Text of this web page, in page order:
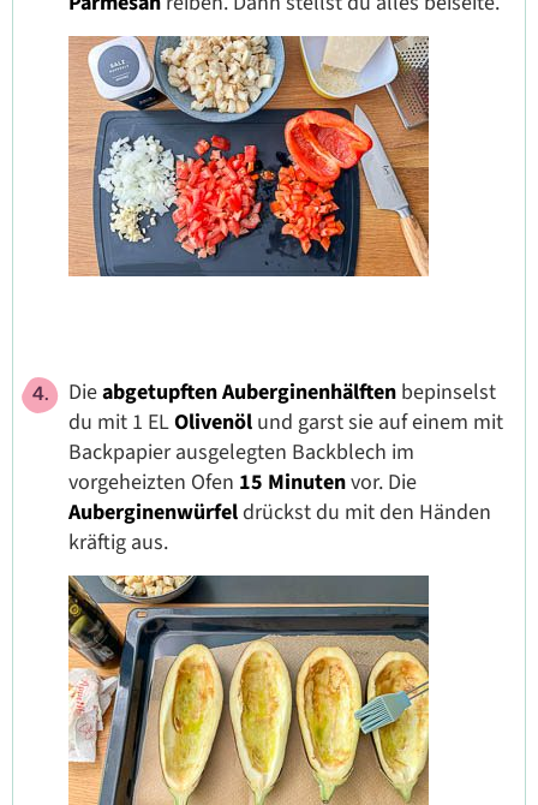
Dieabgetupften Auberginenhälften bepinselst
du mit 1 ELOlivenöl und garst sie auf einem mit
Backpapier ausgelegten Backblech im
vorgeheizten Ofen 15 Minutenvor. Die
Auberginenwürfeldrückst du mit den Händen
kräftig aus.